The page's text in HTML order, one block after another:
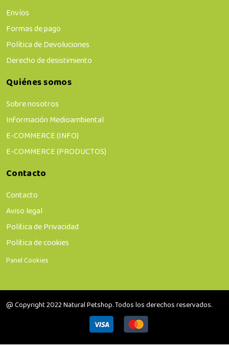
Envíos
Formas de pago
Política de Devoluciones
Derecho de desistimiento
Quiénes somos
Sobre nosotros
Información Medioambiental
E-COMMERCE (INFO)
E-COMMERCE (PRODUCTOS)
Contacto
Contacto
Aviso legal
Política de Privacidad
Política de cookies
Panel Cookies
@ Copyright 2022 Natural Petshop. Todos los derechos reservados.